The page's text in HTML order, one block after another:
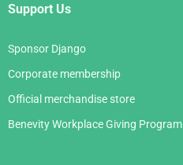
Support Us
Sponsor Django
Corporate membership
Official merchandise store
Benevity Workplace Giving Program